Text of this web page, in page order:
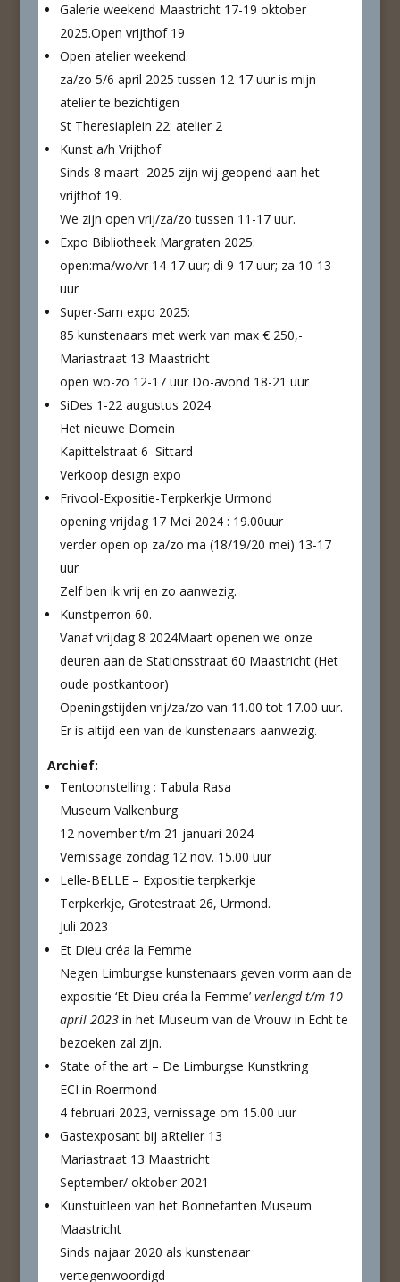
Galerie weekend Maastricht 17-19 oktober
2025.Open vrijthof 19
Open atelier weekend.
za/zo 5/6 april 2025 tussen 12-17 uur is mijn
atelier te bezichtigen
St Theresiaplein 22: atelier 2
Kunst a/h Vrijthof
Sinds 8 maart 2025 zijn wij geopend aan het
vrijthof 19.
We zijn open vrij/za/zo tussen 11-17 uur.
Expo Bibliotheek Margraten 2025:
open:ma/wo/vr 14-17 uur; di 9-17 uur; za 10-13
uur
Super-Sam expo 2025:
85 kunstenaars met werk van max € 250,-
Mariastraat 13 Maastricht
open wo-zo 12-17 uur Do-avond 18-21 uur
SiDes 1-22 augustus 2024
Het nieuwe Domein
Kapittelstraat 6 Sittard
Verkoop design expo
Frivool-Expositie-Terpkerkje Urmond
opening vrijdag 17 Mei 2024 : 19.00uur
verder open op za/zo ma (18/19/20 mei) 13-17
uur
Zelf ben ik vrij en zo aanwezig.
Kunstperron 60.
Vanaf vrijdag 8 2024Maart openen we onze
deuren aan de Stationsstraat 60 Maastricht (Het
oude postkantoor)
Openingstijden vrij/za/zo van 11.00 tot 17.00 uur.
Er is altijd een van de kunstenaars aanwezig.
Archief:
Tentoonstelling : Tabula Rasa
Museum Valkenburg
12 november t/m 21 januari 2024
Vernissage zondag 12 nov. 15.00 uur
Lelle-BELLE – Expositie terpkerkje
Terpkerkje, Grotestraat 26, Urmond.
Juli 2023
Et Dieu créa la Femme
Negen Limburgse kunstenaars geven vorm aan de
expositie ‘Et Dieu créa la Femme’ verlengd t/m 10
april 2023in het Museum van de Vrouw in Echt te
bezoeken zal zijn.
State of the art – De Limburgse Kunstkring
ECI in Roermond
4 februari 2023, vernissage om 15.00 uur
Gastexposant bij aRtelier 13
Mariastraat 13 Maastricht
September/ oktober 2021
Kunstuitleen van het Bonnefanten Museum
Maastricht
Sinds najaar 2020 als kunstenaar
vertegenwoordigd